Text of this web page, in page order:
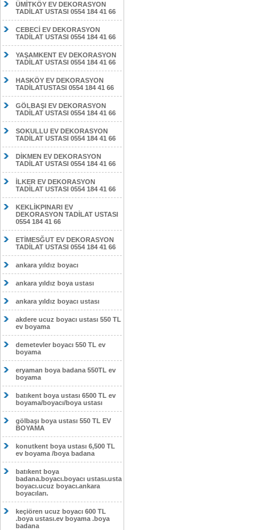
ÜMİTKÖY EV DEKORASYON
TADİLAT USTASI 0554 184 41 66
CEBECİ EV DEKORASYON
TADİLAT USTASI 0554 184 41 66
YAŞAMKENT EV DEKORASYON
TADİLAT USTASI 0554 184 41 66
HASKÖY EV DEKORASYON
TADİLATUSTASI 0554 184 41 66
GÖLBAŞI EV DEKORASYON
TADİLAT USTASI 0554 184 41 66
SOKULLU EV DEKORASYON
TADİLAT USTASI 0554 184 41 66
DİKMEN EV DEKORASYON
TADİLAT USTASI 0554 184 41 66
İLKER EV DEKORASYON
TADİLAT USTASI 0554 184 41 66
KEKLİKPINARI EV
DEKORASYON TADİLAT USTASI
0554 184 41 66
ETİMESĞUT EV DEKORASYON
TADİLAT USTASI 0554 184 41 66
ankara yıldız boyacı
ankara yıldız boya ustası
ankara yıldız boyacı ustası
akdere ucuz boyacı ustası 550 TL
ev boyama
demetevler boyacı 550 TL ev
boyama
eryaman boya badana 550TL ev
boyama
batıkent boya ustası 6500 TL ev
boyama/boyacı/boya ustası
gölbaşı boya ustası 550 TL EV
BOYAMA
konutkent boya ustası 6,500 TL
ev boyama /boya badana
batıkent boya
badana.boyacı.boyacı ustası.usta
boyacı.ucuz boyacı.ankara
boyacıları.
keçiören ucuz boyacı 600 TL
.boya ustası.ev boyama .boya
badana